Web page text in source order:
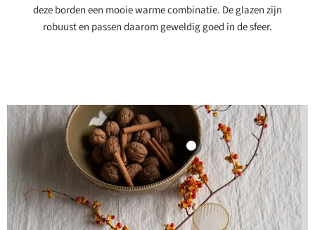
Bekijk product
deze borden een mooie warme combinatie. De glazen zijn
robuust en passen daarom geweldig goed in de sfeer.
Saladekom
Pizzolato Sage
24cm
Enza Fasano